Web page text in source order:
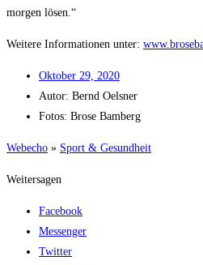
mor­gen lösen.“
Wei­te­re Infor­ma­tio­nen unter:
Okto­ber 29, 2020
Autor: Bernd Oelsner
Fotos: Bro­se Bamberg
Web­echo » Sport & Gesundheit
Weitersagen
Facebook
Messenger
Twitter